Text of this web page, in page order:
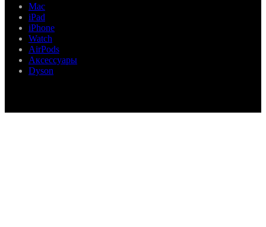
Mac
iPad
iPhone
Watch
AirPods
Аксессуары
Dyson